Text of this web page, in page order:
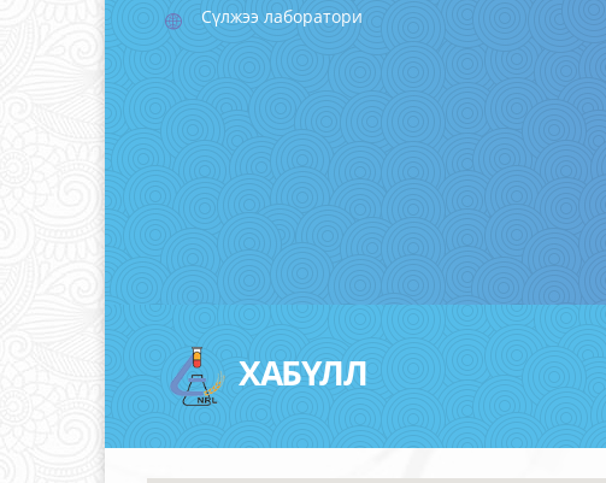
Сүлжээ лаборатори
ХАБҮЛЛ